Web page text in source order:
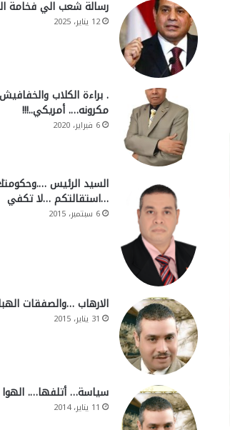
رسالة شعب الي فخامة
12 يناير، 2025
. براءة الكلاب
مكرونه…. أمريكي..!!!
6 فبراير، 2020
السيد الرئيس
…استقالتكم …لا تكفي
6 سبتمبر، 2015
الارهاب …والصفقات
31 يناير، 2015
سياسة… أتلفها…. الهوا
11 يناير، 2014